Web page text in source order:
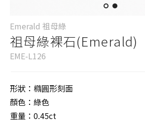
Emerald 祖母綠
祖母綠裸石(Emerald)
EME-L126
形狀：橢圓形刻面
顏色：綠色
重量：0.45ct